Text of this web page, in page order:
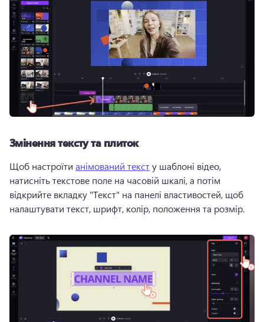
Змінення тексту та плиток
Щоб настроїти анімований текст у шаблоні відео,
натисніть текстове поле на часовій шкалі, а потім
відкрийте вкладку "Текст" на панелі властивостей, щоб
налаштувати текст, шрифт, колір, положення та розмір.